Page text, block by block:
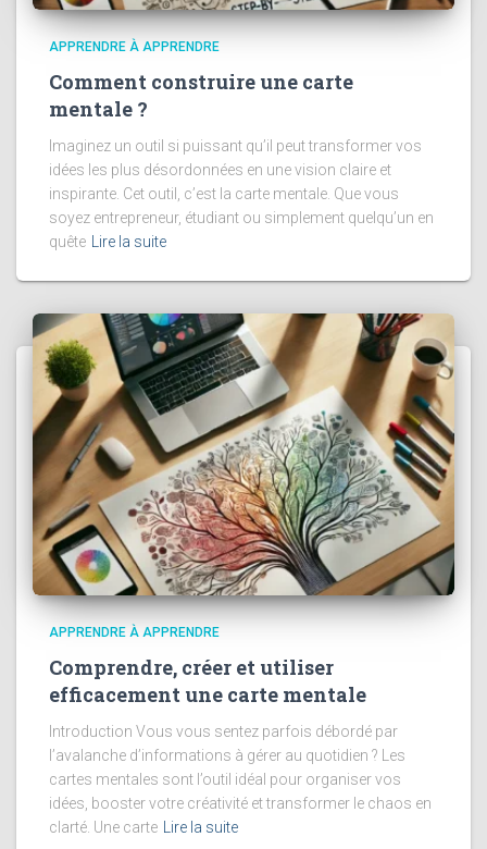
APPRENDRE À APPRENDRE
Comment construire une carte
mentale ?
Imaginez un outil si puissant qu’il peut transformer vos
idées les plus désordonnées en une vision claire et
inspirante. Cet outil, c’est la carte mentale. Que vous
soyez entrepreneur, étudiant ou simplement quelqu’un en
quête Lire la suite
APPRENDRE À APPRENDRE
Comprendre, créer et utiliser
efficacement une carte mentale
Introduction Vous vous sentez parfois débordé par
l’avalanche d’informations à gérer au quotidien ? Les
cartes mentales sont l’outil idéal pour organiser vos
idées, booster votre créativité et transformer le chaos en
clarté. Une carte
Lire la suite